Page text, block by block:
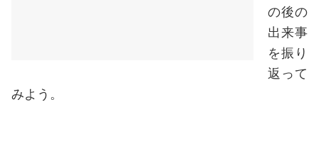
の後の
出来事
を振り
返って
みよう。